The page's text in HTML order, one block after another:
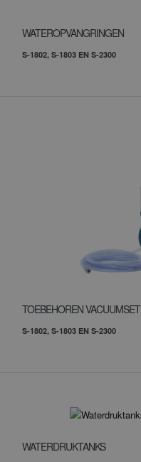
WATEROPVANGRINGEN
S-1802, S-1803 EN S-2300
TOEBEHOREN VACUUMSET
S-1802, S-1803 EN S-2300
WATERDRUKTANKS